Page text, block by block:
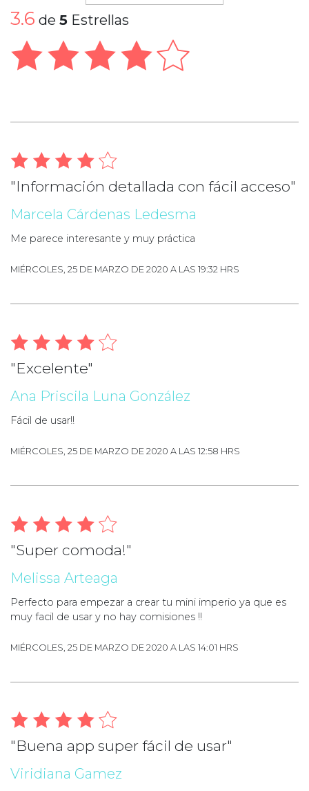
3.6 de 5 Estrellas
"Información detallada con fácil acceso"
Marcela Cárdenas Ledesma
Me parece interesante y muy práctica
MIÉRCOLES, 25 DE MARZO DE 2020 A LAS 19:32 HRS
"Excelente"
Ana Priscila Luna González
Fácil de usar!!
MIÉRCOLES, 25 DE MARZO DE 2020 A LAS 12:58 HRS
"Super comoda!"
Melissa Arteaga
Perfecto para empezar a crear tu mini imperio ya que es
muy facil de usar y no hay comisiones !!
MIÉRCOLES, 25 DE MARZO DE 2020 A LAS 14:01 HRS
"Buena app super fácil de usar"
Viridiana Gamez